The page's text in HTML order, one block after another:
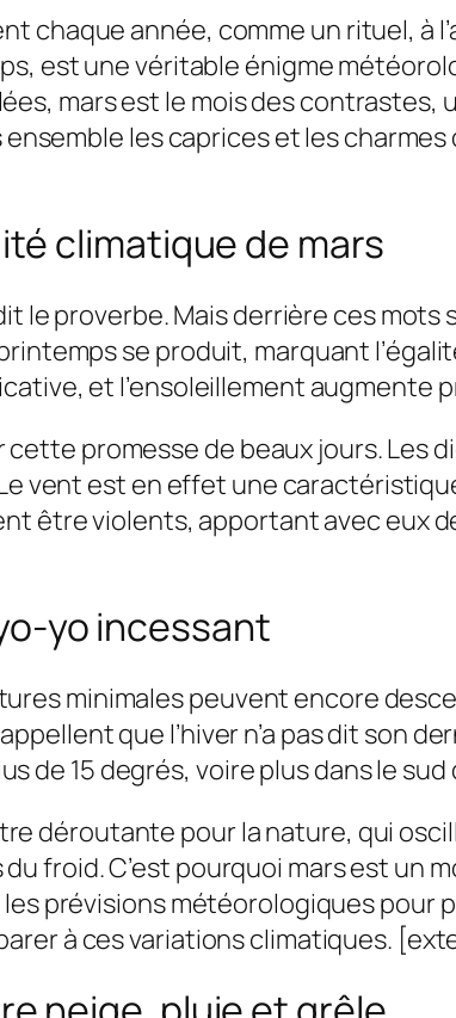
chaque année, comme un rituel, à
est une véritable énigme
mars est le mois des
les caprices et les
climatique de mars
le proverbe. Mais derrière ces
se produit, marquant
et l’ensoleillement augmente
promesse de beaux jours. Les
vent est en effet une
être violents, apportant avec eux
yo incessant
minimales peuvent encore
que l’hiver n’a pas dit son
de 15 degrés, voire plus dans le sud
déroutante pour la nature, qui
froid. C’est pourquoi mars est un
prévisions météorologiques pour
à ces variations climatiques.